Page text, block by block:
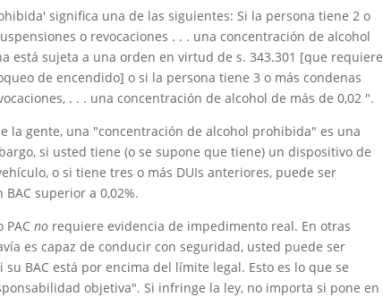
significa una de las siguientes: Si la persona tiene 2 o
o revocaciones . . . una concentración de alcohol
está sujeta a una orden en virtud de s. 343.301 [que requiere
de encendido] o si la persona tiene 3 o más condenas
. . . una concentración de alcohol de más de 0,02 ".
la gente, una "concentración de alcohol prohibida" es una
si usted tiene (o se supone que tiene) un dispositivo de
o si tiene tres o más DUIs anteriores, puede ser
superior a 0,02%.
PAC norequiere evidencia de impedimento real. En otras
es capaz de conducir con seguridad, usted puede ser
BAC está por encima del límite legal. Esto es lo que se
objetiva". Si infringe la ley, no importa si pone en